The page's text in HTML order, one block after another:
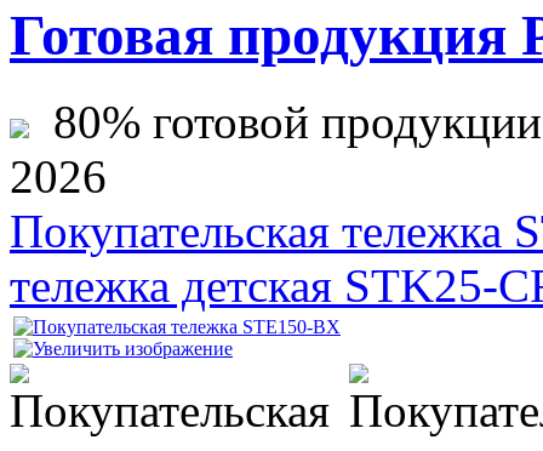
Готовая продукция
80% готовой
2026
Покупательская тележка
тележка детская STK25-